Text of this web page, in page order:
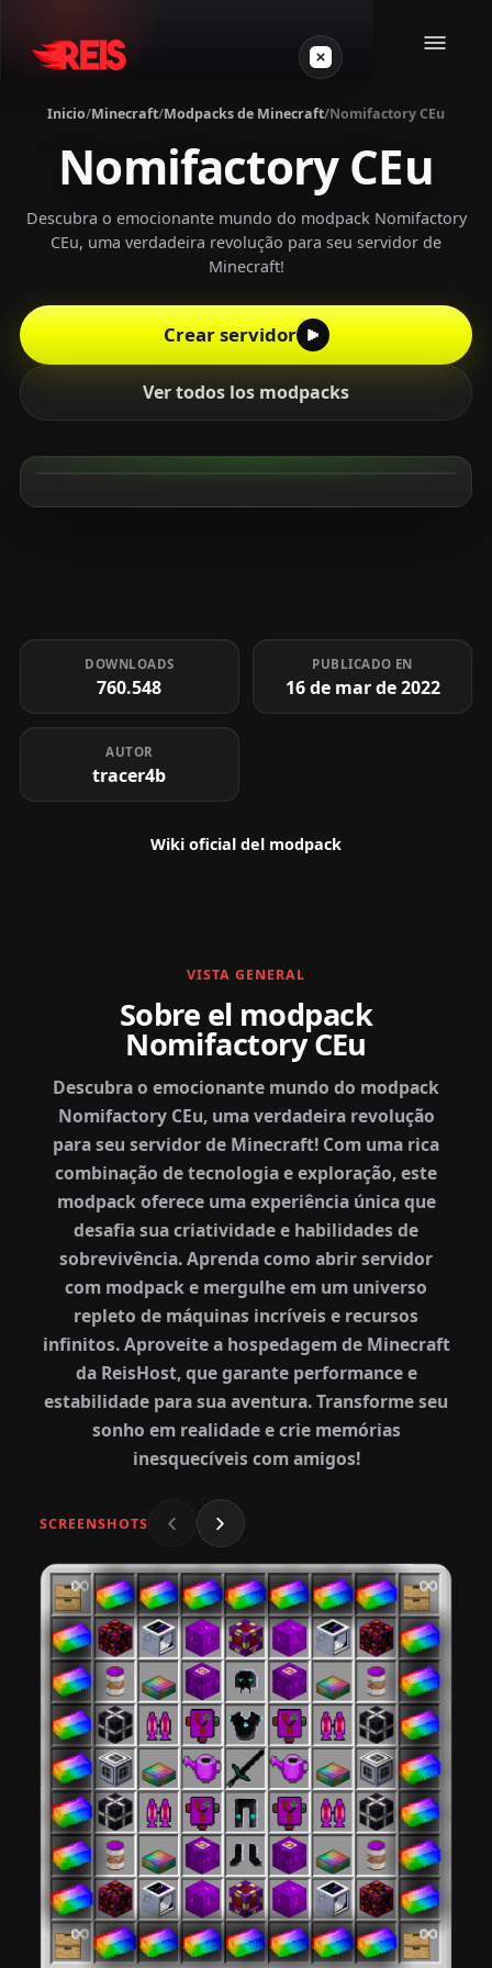
Minecraft
Otros juegos
Login
Inicio/Minecraft/Modpacks de Minecraft/Nomifactory CEu
Nomifactory CEu
Descubra o emocionante mundo do modpack Nomifactory
CEu, uma verdadeira revolução para seu servidor de
Minecraft!
Crear servidor
Ver todos los modpacks
DOWNLOADS
760.548
PUBLICADO EN
16 de mar de 2022
AUTOR
tracer4b
Wiki oficial del modpack
VISTA GENERAL
Sobre el modpack
Nomifactory CEu
Descubra o emocionante mundo do modpack
Nomifactory CEu, uma verdadeira revolução
para seu servidor de Minecraft! Com uma rica
combinação de tecnologia e exploração, este
modpack oferece uma experiência única que
desafia sua criatividade e habilidades de
sobrevivência. Aprenda como abrir servidor
com modpack e mergulhe em um universo
repleto de máquinas incríveis e recursos
infinitos. Aproveite a hospedagem de Minecraft
da ReisHost, que garante performance e
estabilidade para sua aventura. Transforme seu
sonho em realidade e crie memórias
inesquecíveis com amigos!
SCREENSHOTS